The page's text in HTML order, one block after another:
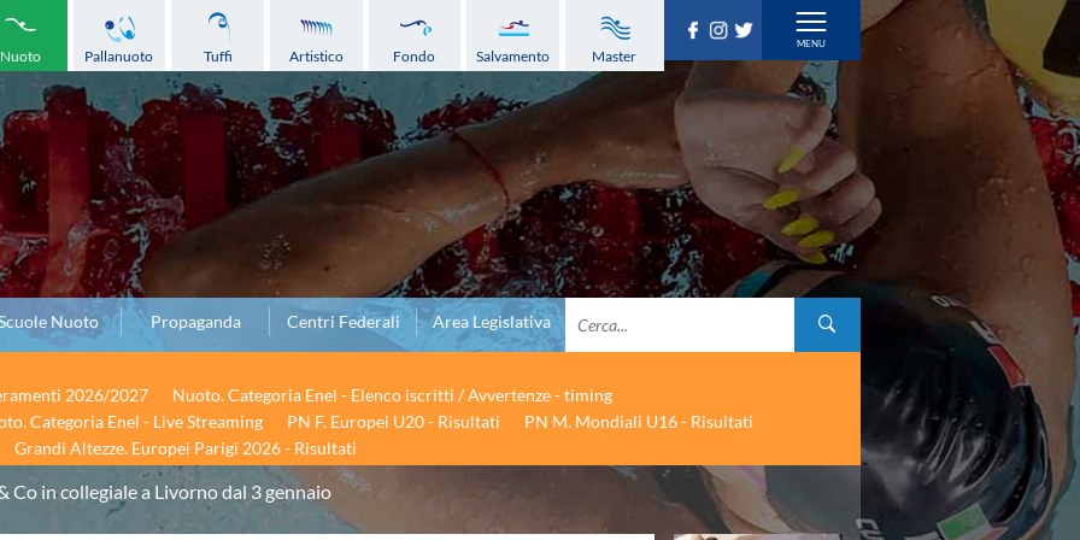
Nuoto Pallanuoto Tuffi Artistico Fondo Salvamento Master
Nuoto Propaganda Centri Federali Area Legislativa
2026/2027
Nuoto. Categoria Enel - Elenco iscritti / Avvertenze - timing
Categoria Enel - Live Streaming PN F. Europei U20 - Risultati
PN M. Mondiali U16 - Risultati
Grandi Altezze. Europei Parigi 2026 - Risultati
Co in collegiale a Livorno dal 3 gennaio